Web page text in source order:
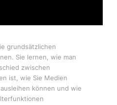
grundsätzlichen
Sie lernen, wie man
zwischen
ist, wie Sie Medien
können und wie